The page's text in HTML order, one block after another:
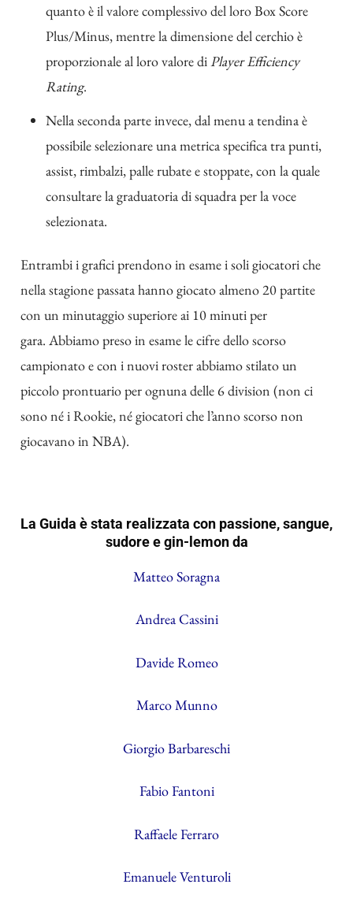
quanto è il valore complessivo del loro Box Score
Plus/Minus, mentre la dimensione del cerchio è
proporzionale al loro valore diPlayer Efficiency
Rating.
Nella seconda parte invece, dal menu a tendina è
possibile selezionare una metrica specifica tra punti,
assist, rimbalzi, palle rubate e stoppate, con la quale
consultare la graduatoria di squadra per la voce
selezionata.
Entrambi i grafici prendono in esame i soli giocatori che
nella stagione passata hanno giocato almeno 20 partite
con un minutaggio superiore ai 10 minuti per
gara. Abbiamo preso in esame le cifre dello scorso
campionato e con i nuovi roster abbiamo stilato un
piccolo prontuario per ognuna delle 6 division (non ci
sono né i Rookie, né giocatori che l’anno scorso non
giocavano in NBA).
La Guida è stata realizzata con passione, sangue,
sudore e gin-lemon da
Matteo Soragna
Andrea Cassini
Davide Romeo
Marco Munno
Giorgio Barbareschi
Fabio Fantoni
Raffaele Ferraro
Emanuele Venturoli